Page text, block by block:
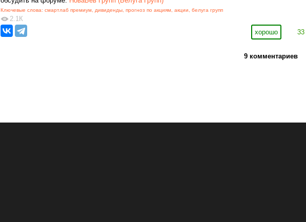
Ключевые слова: смартлаб премиум, дивиденды, прогноз по акциям, акции, белуга групп
2.1К
хорошо
33
9 комментариев